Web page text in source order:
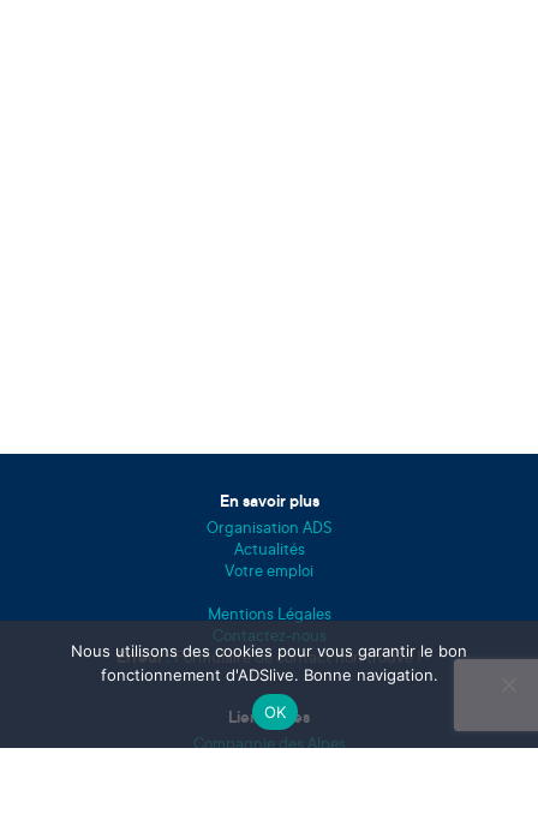
En savoir plus
Organisation ADS
Actualités
Votre emploi
Mentions Légales
Contactez-nous
Erreur :Formulaire de contact non trouvé !
Liens utiles
Compagnie des Alpes
Nous utilisons des cookies pour vous garantir le bon
fonctionnement d'ADSlive. Bonne navigation.
OK